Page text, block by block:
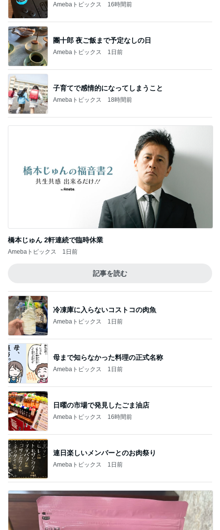
Amebaトピックス 16時間前
團十郎 夜ご飯まで予定なしの日
Amebaトピックス 1日前
子育てで感情的になってしまうこと
Amebaトピックス 18時間前
橋本じゅん 2軒連続で臨時休業
Amebaトピックス 1日前
記事を読む
冷凍庫に入らないコストコの肉魚
Amebaトピックス 1日前
母まで知らなかった料理の正式名称
Amebaトピックス 1日前
日曜の市場で発見したごま油店
Amebaトピックス 16時間前
連日楽しいメンバーとのお肉祭り
Amebaトピックス 1日前